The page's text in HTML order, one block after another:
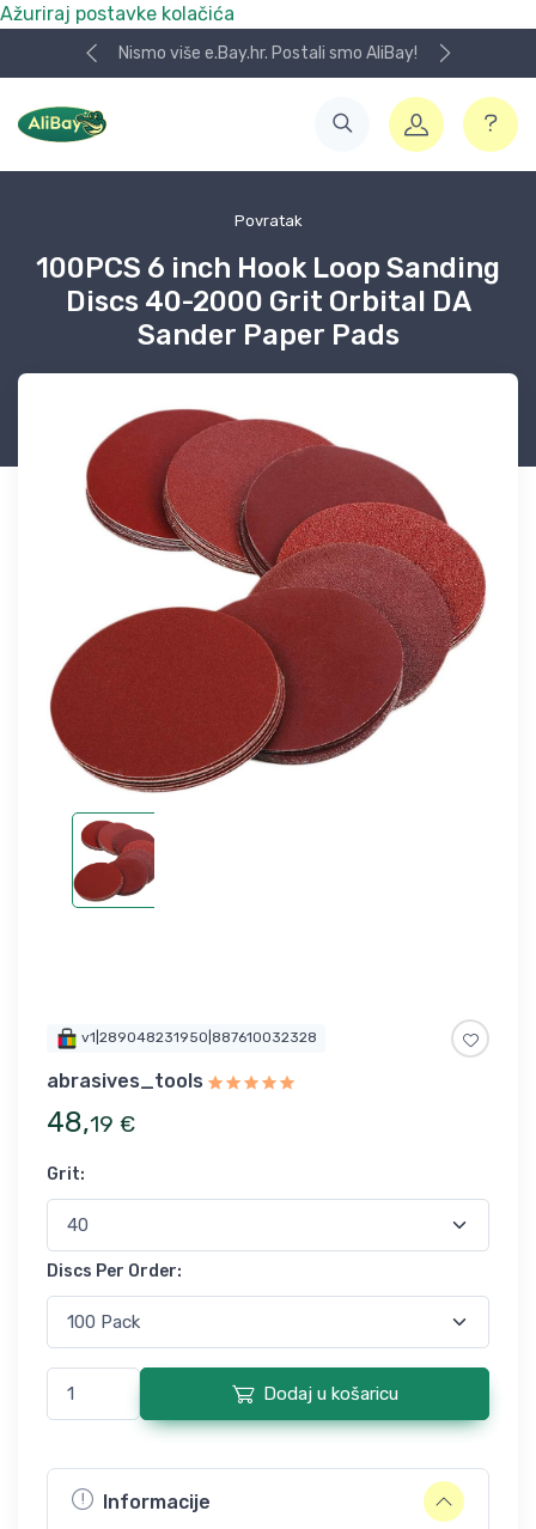
Ažuriraj postavke kolačića
Nismo više e.Bay.hr. Postali smo AliBay!
Povratak
100PCS 6 inch Hook Loop Sanding
Discs 40-2000 Grit Orbital DA
Sander Paper Pads
v1|289048231950|887610032328
abrasives_tools
48,19 €
Grit:
Discs Per Order:
Dodaj u košaricu
Informacije